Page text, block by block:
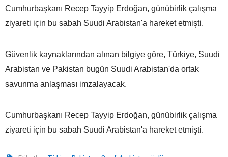
Cumhurbaşkanı Recep Tayyip Erdoğan, günübirlik çalışma
ziyareti için bu sabah Suudi Arabistan'a hareket etmişti.
Güvenlik kaynaklarından alınan bilgiye göre, Türkiye, Suudi
Arabistan ve Pakistan bugün Suudi Arabistan'da ortak
savunma anlaşması imzalayacak.
Cumhurbaşkanı Recep Tayyip Erdoğan, günübirlik çalışma
ziyareti için bu sabah Suudi Arabistan'a hareket etmişti.